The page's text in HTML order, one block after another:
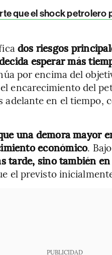
que el shock
dos riesgos
esperar más
por encima del
encarecimiento del
en el tiempo,
una demora mayor
económico.
tarde, sino también
el previsto
PUBLICIDAD